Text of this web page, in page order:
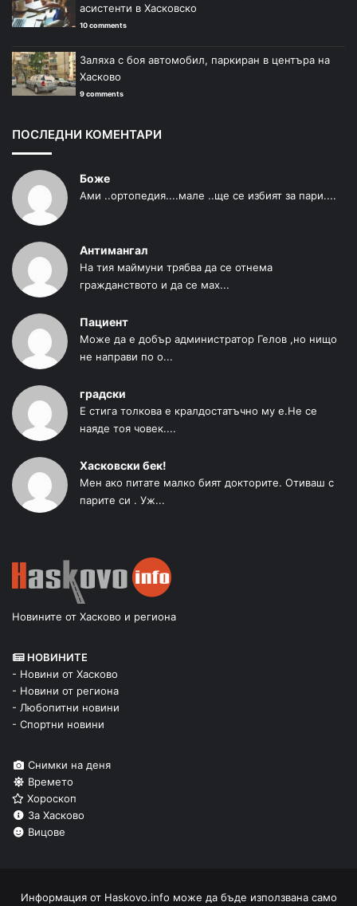
асистенти в Хасковско
10 comments
Заляха с боя автомобил, паркиран в центъра на
Хасково
9 comments
ПОСЛЕДНИ КОМЕНТАРИ
Боже
Ами ..ортопедия....мале ..ще се избият за пари....
Антимангал
На тия маймуни трябва да се отнема
гражданството и да се мах...
Пациент
Може да е добър администратор Гелов ,но нищо
не направи по о...
градски
Е стига толкова е кралдостатъчно му е.Не се
наяде тоя човек....
Хасковски бек!
Мен ако питате малко бият докторите. Отиваш с
парите си . Уж...
Новините от Хасково и региона
НОВИНИТЕ
- Новини от Хасково
- Новини от региона
- Любопитни новини
- Спортни новини
Снимки на деня
Времето
Хороскоп
За Хасково
Вицове
Информация от Haskovo.info може да бъде използвана само